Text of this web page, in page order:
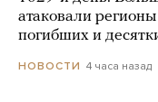
атаковали
погибших и
НОВОСТИ 4 часа назад